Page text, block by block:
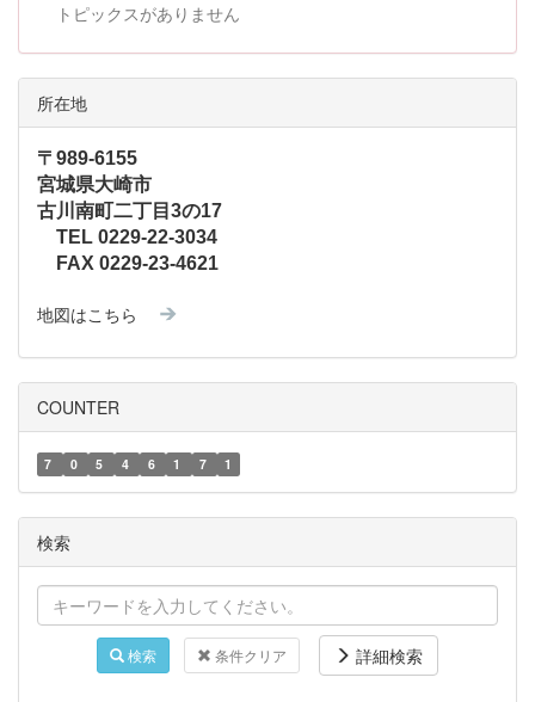
トピックスがありません
所在地
〒989-6155
宮城県大崎市
古川南町二丁目3の17
TEL 0229-22-3034
FAX 0229-23-4621
地図はこちら
COUNTER
7 0 5 4 6 1 7 1
検索
検索 条件クリア 詳細検索